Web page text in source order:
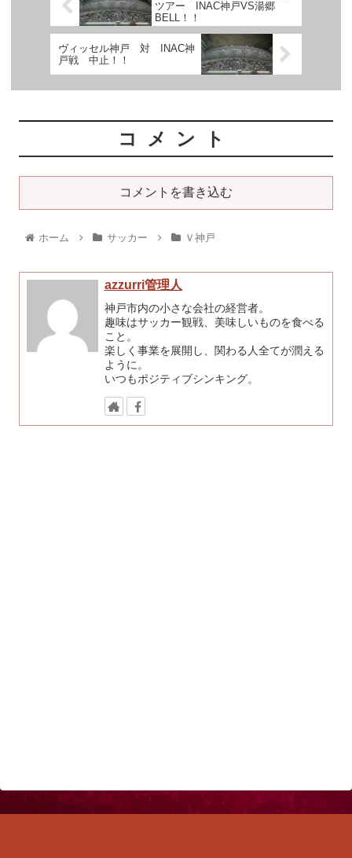
ツアー INAC神戸VS湯郷
BELL！！
ヴィッセル神戸 対 INAC神
戸戦 中止！！
コメント
コメントを書き込む
ホーム サッカー Ｖ神戸
azzurri管理人
神戸市内の小さな会社の経営者。
趣味はサッカー観戦、美味しいものを食べる
こと。
楽しく事業を展開し、関わる人全てが潤える
ように。
いつもポジティブシンキング。